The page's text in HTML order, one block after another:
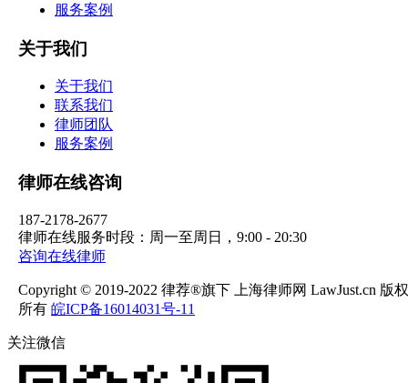
服务案例
关于我们
关于我们
联系我们
律师团队
服务案例
律师在线咨询
187-2178-2677
律师在线服务时段：周一至周日，9:00 - 20:30
咨询在线律师
Copyright © 2019-2022 律荐®旗下 上海律师网 LawJust.cn 版权
所有 皖ICP备16014031号-11
关注微信